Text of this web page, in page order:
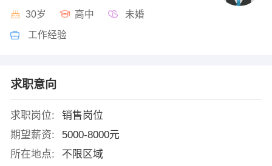
30岁 高中 未婚
工作经验
求职意向
求职岗位:
销售岗位
期望薪资:
5000-8000元
所在地点:
不限区域